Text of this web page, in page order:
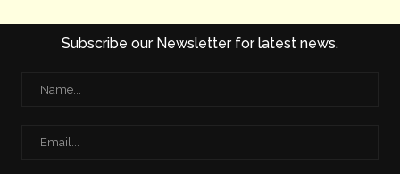
Subscribe our Newsletter for latest news.